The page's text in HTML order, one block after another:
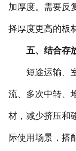
加厚度。需要反
择厚度更高的板
五、结合存
短途运输、室
流、多次中转、
材，减少挤压和
际使用场景，搭